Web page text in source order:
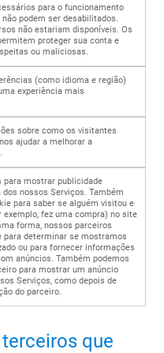
para o funcionamento
podem ser desabilitados.
não estariam disponíveis. Os
proteger sua conta e
ou maliciosas.
(como idioma e região)
experiência mais
sobre como os visitantes
ajudar a melhorar a
para mostrar publicidade
nossos Serviços. Também
para saber se alguém visitou e
exemplo, fez uma compra) no site
forma, nossos parceiros
para determinar se mostramos
ou para fornecer informações
anúncios. Também podemos
para mostrar um anúncio
Serviços, como depois de
do parceiro.
que